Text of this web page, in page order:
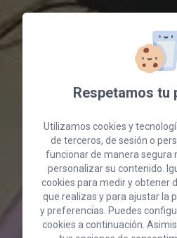
Respetamos tu
Utilizamos cookies y
de terceros, de sesión o
funcionar de manera segura
personalizar su contenido.
cookies para medir y obtener
que realizas y para ajustar la
y preferencias. Puedes
cookies a continuación.